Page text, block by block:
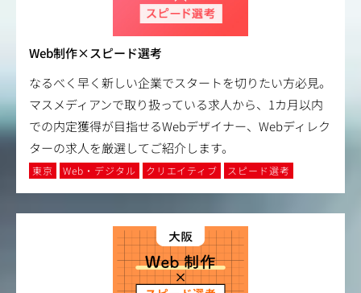
Web制作×スピード選考
なるべく早く新しい企業でスタートを切りたい方必見。
マスメディアンで取り扱っている求人から、1カ月以内
での内定獲得が目指せるWebデザイナー、Webディレク
ターの求人を厳選してご紹介します。
東京 Web・デジタル クリエイティブ スピード選考